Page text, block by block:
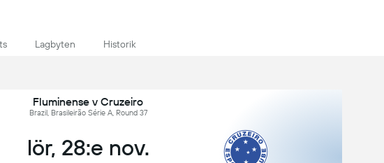
Lagbyten Historik
Fluminense v Cruzeiro
Brazil, Brasileirão Série A, Round 37
lör, 28:e nov.